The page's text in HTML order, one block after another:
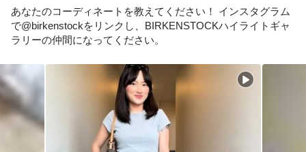
あなたのコーディネートを教えてください！ インスタグラム
で@birkenstockをリンクし、BIRKENSTOCKハイライトギャ
ラリーの仲間になってください。